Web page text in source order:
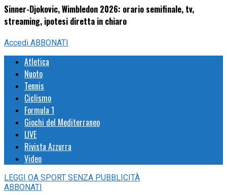
Sinner-Djokovic, Wimbledon 2026: orario semifinale, tv,
streaming, ipotesi diretta in chiaro
Accedi ABBONATI
Atletica
Nuoto
Tennis
Ciclismo
Formula 1
Giochi del Mediterraneo
LIVE
Rivista Azzurra
Video
LEGGI OA SPORT SENZA PUBBLICITÀ
ABBONATI